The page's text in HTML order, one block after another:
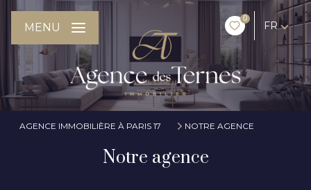
0
FR
MENU
AGENCE IMMOBILIÈRE À PARIS 17 NOTRE AGENCE
Notre agence